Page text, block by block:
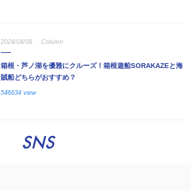
2024/04/08 Column
箱根・芦ノ湖を優雅にクルーズ！箱根遊船SORAKAZEと海
賊船どちらがおすすめ？
546634 view
SNS